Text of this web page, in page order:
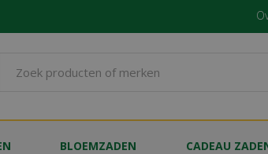
BLOEMZADEN CADEAU